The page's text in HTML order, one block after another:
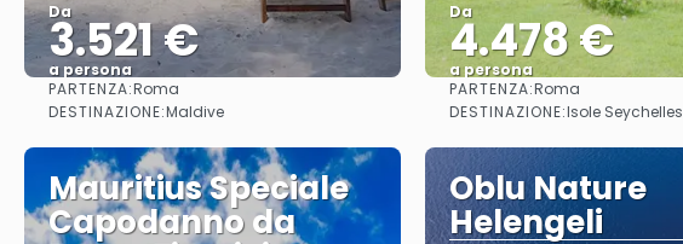
Da
3.521 €
a persona
Vedere
PARTENZA:Roma
DESTINAZIONE:Maldive
Da
4.478 €
a persona
Vedere
PARTENZA:Roma
DESTINAZIONE:Isole Seychelles
Mauritius Speciale
Capodanno da
Oblu Nature
Helengeli